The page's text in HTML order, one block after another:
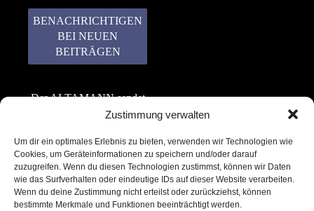
Zustimmung verwalten
Um dir ein optimales Erlebnis zu bieten, verwenden wir Technologien wie
Cookies, um Geräteinformationen zu speichern und/oder darauf
zuzugreifen. Wenn du diesen Technologien zustimmst, können wir Daten
wie das Surfverhalten oder eindeutige IDs auf dieser Website verarbeiten.
Wenn du deine Zustimmung nicht erteilst oder zurückziehst, können
bestimmte Merkmale und Funktionen beeinträchtigt werden.
Der ALTAMANN sendet
keinen Spam! Er gibt
weiter. Erfahre mehr in
unserer
Datenschutzerklärung.